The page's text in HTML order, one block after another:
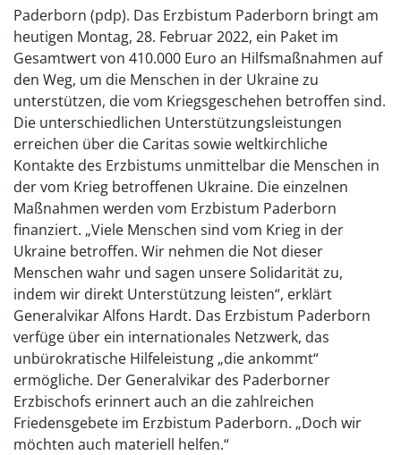
Paderborn (pdp). Das Erzbistum Paderborn bringt am
heutigen Montag, 28. Februar 2022, ein Paket im
Gesamtwert von 410.000 Euro an Hilfsmaßnahmen auf
den Weg, um die Menschen in der Ukraine zu
unterstützen, die vom Kriegsgeschehen betroffen sind.
Die unterschiedlichen Unterstützungsleistungen
erreichen über die Caritas sowie weltkirchliche
Kontakte des Erzbistums unmittelbar die Menschen in
der vom Krieg betroffenen Ukraine. Die einzelnen
Maßnahmen werden vom Erzbistum Paderborn
finanziert. „Viele Menschen sind vom Krieg in der
Ukraine betroffen. Wir nehmen die Not dieser
Menschen wahr und sagen unsere Solidarität zu,
indem wir direkt Unterstützung leisten“, erklärt
Generalvikar Alfons Hardt. Das Erzbistum Paderborn
verfüge über ein internationales Netzwerk, das
unbürokratische Hilfeleistung „die ankommt“
ermögliche. Der Generalvikar des Paderborner
Erzbischofs erinnert auch an die zahlreichen
Friedensgebete im Erzbistum Paderborn. „Doch wir
möchten auch materiell helfen.“